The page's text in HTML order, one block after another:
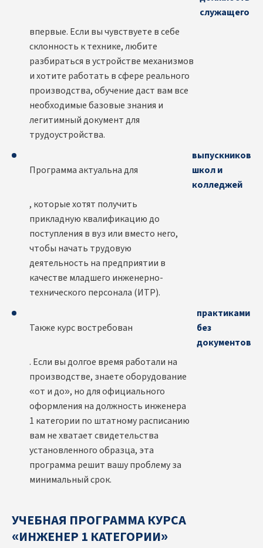
служащего
впервые. Если вы чувствуете в себе
склонность к технике, любите
разбираться в устройстве механизмов
и хотите работать в сфере реального
производства, обучение даст вам все
необходимые базовые знания и
легитимный документ для
трудоустройства.
Программа актуальна для
выпускников
школ и
колледжей
, которые хотят получить
прикладную квалификацию до
поступления в вуз или вместо него,
чтобы начать трудовую
деятельность на предприятии в
качестве младшего инженерно-
технического персонала (ИТР).
Также курс востребован
практиками
без
документов
. Если вы долгое время работали на
производстве, знаете оборудование
«от и до», но для официального
оформления на должность инженера
1 категории по штатному расписанию
вам не хватает свидетельства
установленного образца, эта
программа решит вашу проблему за
минимальный срок.
УЧЕБНАЯ ПРОГРАММА КУРСА
«ИНЖЕНЕР 1 КАТЕГОРИИ»